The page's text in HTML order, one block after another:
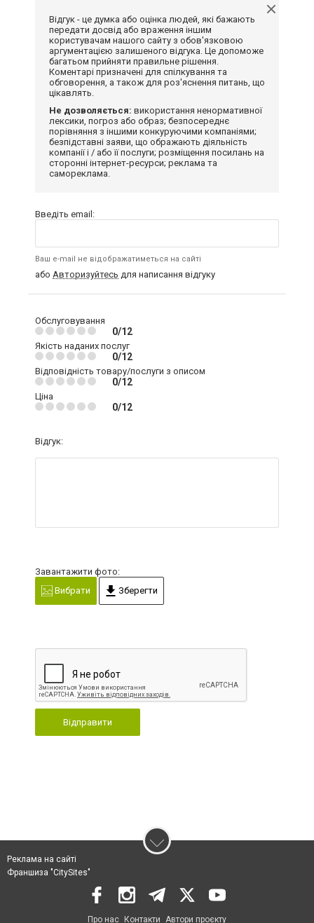
Відгук - це думка або оцінка людей, які бажають
передати досвід або враження іншим
користувачам нашого сайту з обов'язковою
аргументацією залишеного відгука. Це допоможе
багатьом прийняти правильне рішення.
Коментарі призначені для спілкування та
обговорення, а також для роз'яснення питань, що
цікавлять.
Не дозволяється: використання ненормативної
лексики, погроз або образ; безпосереднє
порівняння з іншими конкуруючими компаніями;
безпідставні заяви, що ображають діяльність
компанії і / або її послуги; розміщення посилань на
сторонні інтернет-ресурси; реклама та
самореклама.
Введіть email:
Ваш e-mail не відображатиметься на сайті
або Авторизуйтесь для написання відгуку
Обслуговування
0/12
Якість наданих послуг
0/12
Відповідність товару/послуги з описом
0/12
Ціна
0/12
Відгук:
Завантажити фото:
Вибрати
Зберегти
Відправити
Реклама на сайті
Франшиза "CitySites"
Про нас Контакти Автори проєкту